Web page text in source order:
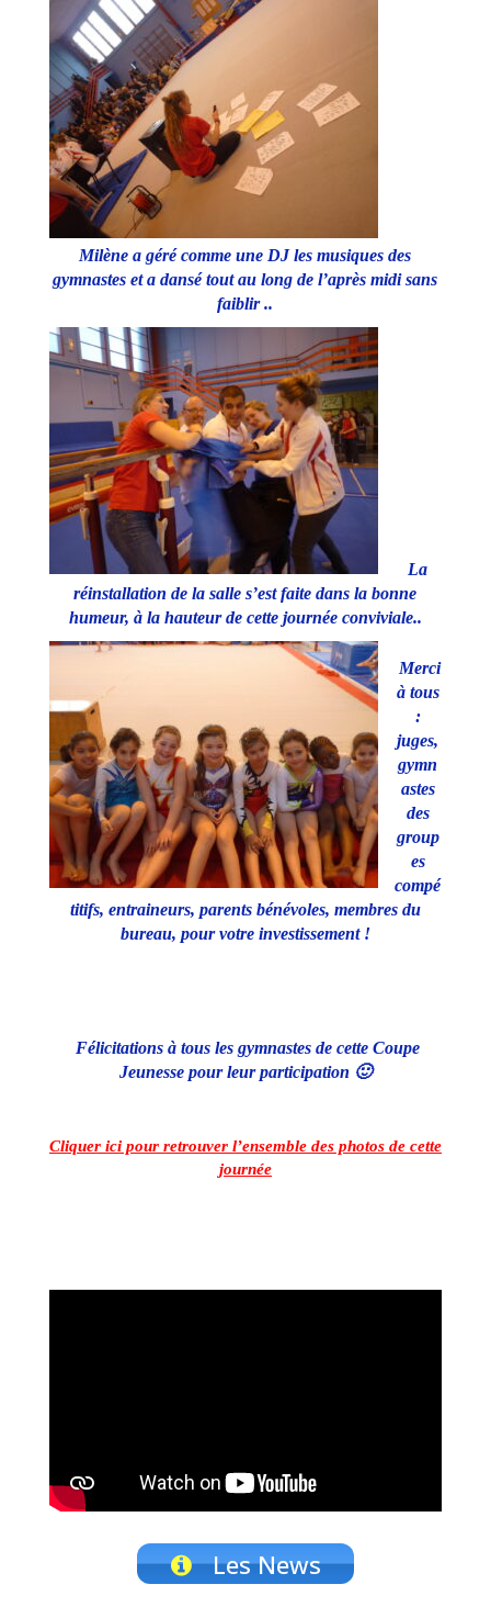
Milène a géré comme une DJ les musiques des
gymnastes et a dansé tout au long de l’après midi sans
faiblir ..
La
réinstallation de la salle s’est faite dans la bonne
humeur, à la hauteur de cette journée conviviale..
Merci
à tous
:
juges,
gymn
astes
des
group
es
compé
titifs, entraineurs, parents bénévoles, membres du
bureau, pour votre investissement !
Félicitations à tous les gymnastes de cette Coupe
Jeunesse pour leur participation 🙂
Cliquer ici pour retrouver l’ensemble des photos de cette
journée
Les News